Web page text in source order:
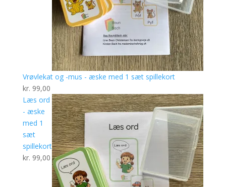
Vrøvlekat og -mus - æske med 1 sæt spillekort
kr. 99,00
Læs ord
- æske
med 1
sæt
spillekort
kr. 99,00